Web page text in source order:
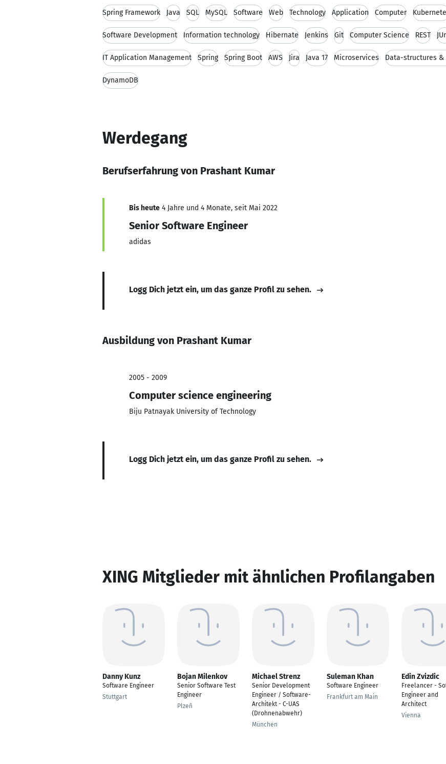
Spring Framework Java SQL MySQL Software Web Technology Application Computer
Software Development Information technology Hibernate Jenkins Git Computer Science REST
IT Application Management Spring Spring Boot AWS Jira Java 17 Microservices Data-structures &
DynamoDB
Werdegang
Berufserfahrung von Prashant Kumar
Bis heute 4 Jahre und 4 Monate, seit Mai 2022
Senior Software Engineer
adidas
Logg Dich jetzt ein, um das ganze Profil zu sehen.
Ausbildung von Prashant Kumar
2005 - 2009
Computer science engineering
Biju Patnayak University of Technology
Logg Dich jetzt ein, um das ganze Profil zu sehen.
XING Mitglieder mit ähnlichen Profilangaben
Danny Kunz
Software Engineer
Stuttgart
Bojan Milenkov
Senior Software Test
Engineer
Plzeň
Michael Strenz
Senior Development
Engineer / Software-
Architekt - C-UAS
(Drohnenabwehr)
München
Suleman Khan
Software Engineer
Frankfurt am Main
Edin Zvizdic
Freelancer -
Engineer and
Architect
Vienna